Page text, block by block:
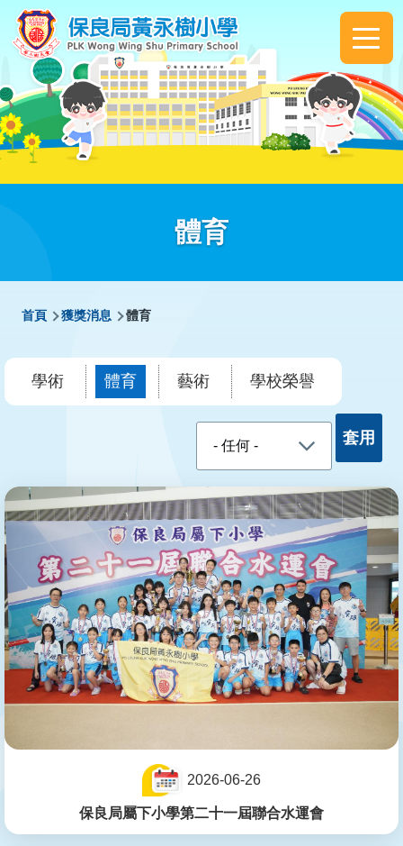
移至主內容
Main
體育
導
結
首頁 獲獎消息 體育
學術 體育 藝術 學校榮譽
2026-06-26
保良局屬下小學第二十一屆聯合水運會